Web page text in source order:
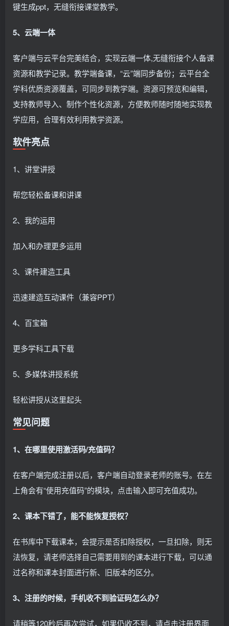
键生成ppt，无缝衔接课堂教学。
5、云端一体
客户端与云平台完美结合，实现云端一体,无缝衔接个人备课
资源和教学记录。教学端备课，“云”端同步备份；云平台全
学科优质资源覆盖，可同步到教学端。资源可预览和编辑，
支持教师导入、制作个性化资源，方便教师随时随地实现教
学应用，合理有效利用教学资源。
软件亮点
1、讲堂讲授
帮您轻松备课和讲课
2、我的运用
加入和办理更多运用
3、课件建造工具
迅速建造互动课件（兼容PPT）
4、百宝箱
更多学科工具下载
5、多媒体讲授系统
轻松讲授从这里起头
常见问题
1、在哪里使用激活码/充值码？
在客户端完成注册以后，客户端自动登录老师的账号。在左
上角会有“使用充值码”的模块，点击输入即可充值成功。
2、课本下错了，能不能恢复授权？
在书库中下载课本，会提示是否扣除授权，一旦扣除，则无
法恢复，请老师选择自己需要用到的课本进行下载，可以通
过名称和课本封面进行新、旧版本的区分。
3、注册的时候，手机收不到验证码怎么办？
请稍等120秒后再次尝试，如果仍收不到，请点击注册界面